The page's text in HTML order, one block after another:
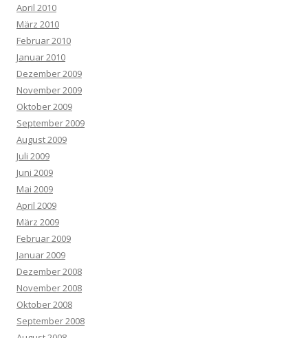
April 2010
März 2010
Februar 2010
Januar 2010
Dezember 2009
November 2009
Oktober 2009
September 2009
August 2009
Juli 2009
Juni 2009
Mai 2009
April 2009
März 2009
Februar 2009
Januar 2009
Dezember 2008
November 2008
Oktober 2008
September 2008